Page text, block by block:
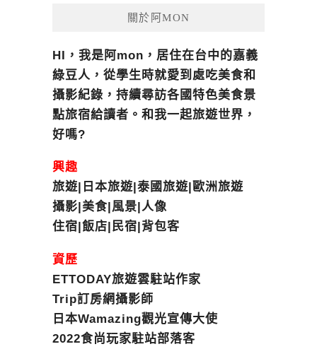
關於阿MON
HI，我是阿mon，居住在台中的嘉義
綠豆人，從學生時就愛到處吃美食和
攝影紀錄，持續尋訪各國特色美食景
點旅宿給讀者。和我一起旅遊世界，
好嗎?
興趣
旅遊|日本旅遊|泰國旅遊|歐洲旅遊
攝影|美食|風景|人像
住宿|飯店|民宿|背包客
資歷
ETTODAY旅遊雲駐站作家
Trip訂房網攝影師
日本Wamazing觀光宣傳大使
2022食尚玩家駐站部落客